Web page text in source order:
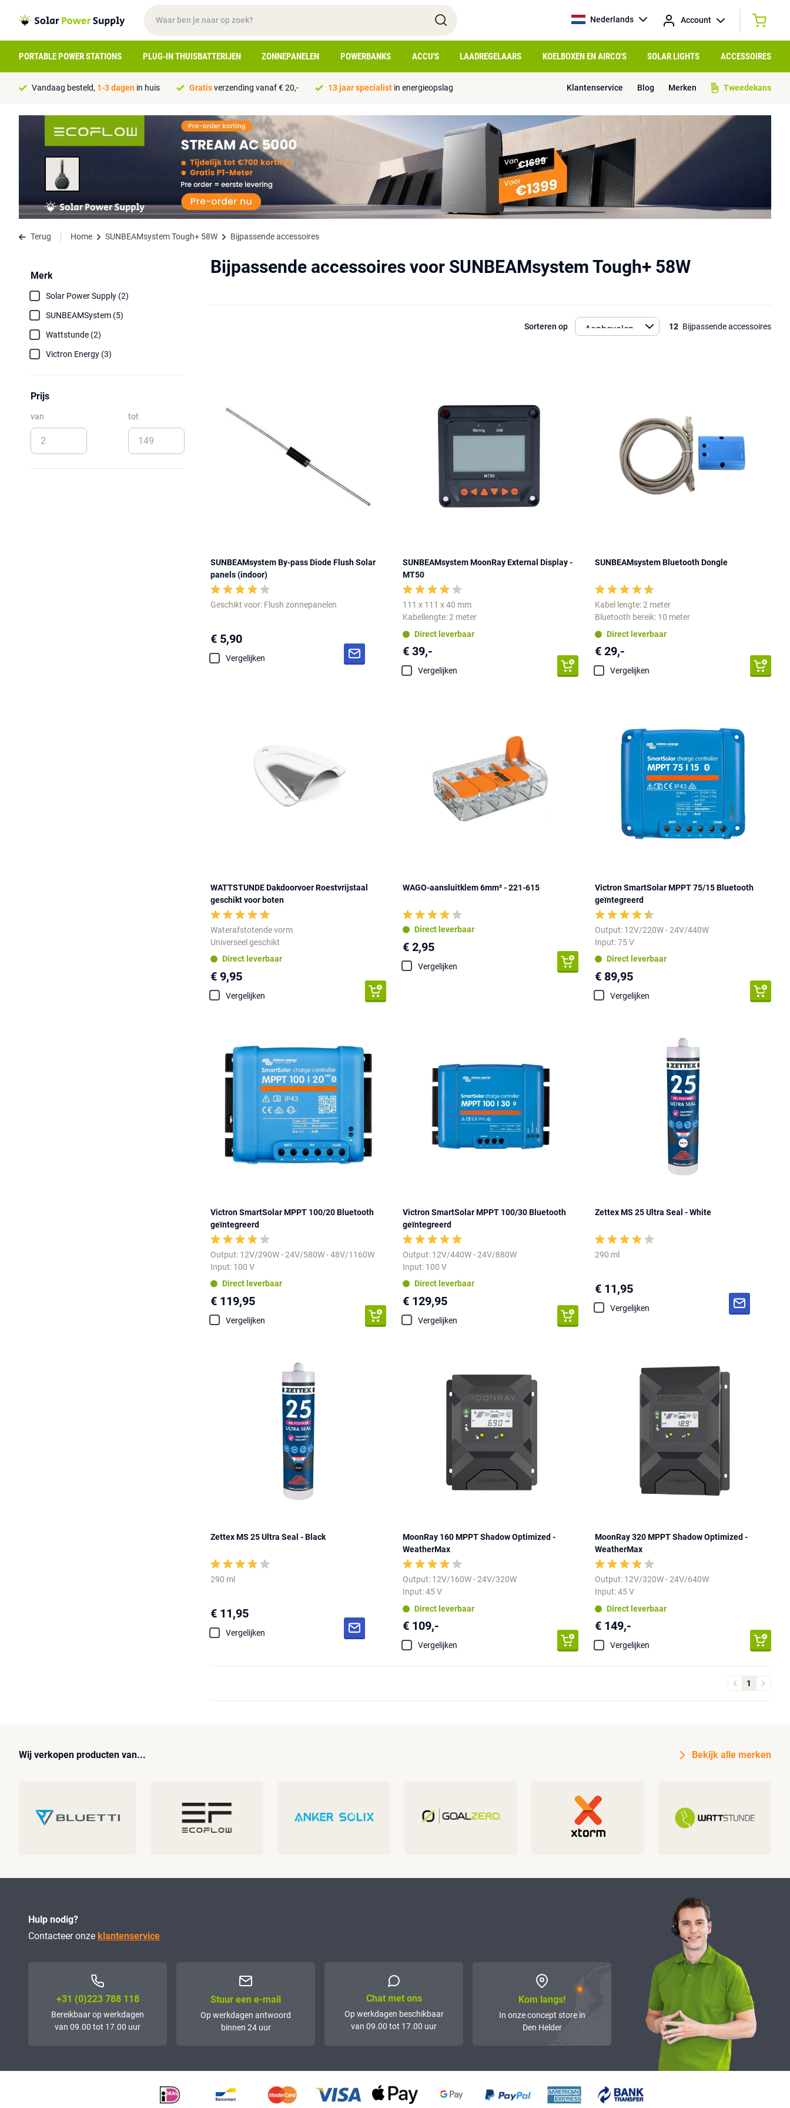
Nederlands Account
PORTABLE POWER STATIONS PLUG-IN THUISBATTERIJEN ZONNEPANELEN POWERBANKS ACCU'S LAADREGELAARS KOELBOXEN EN AIRCO'S SOLAR LIGHTS ACCESSOIRES
Vandaag besteld, 1-3 dagen in huis Gratisverzending vanaf € 20,- 13 jaar specialist in energieopslag Klantenservice Blog Merken Tweedekans
Terug Home SUNBEAMsystem Tough+ 58W Bijpassende accessoires
Merk
Solar Power Supply (2)
SUNBEAMSystem (5)
Wattstunde (2)
Victron Energy (3)
Prijs
van tot
Bijpassende accessoires voor SUNBEAMsystem Tough+ 58W
Sorteren op 12 Bijpassende accessoires
SUNBEAMsystem By-pass Diode Flush Solar
panels (indoor)
Geschikt voor: Flush zonnepanelen
€ 5,90
Vergelijken
SUNBEAMsystem MoonRay External Display -
MT50
111 x 111 x 40 mm
Kabellengte: 2 meter
Direct leverbaar
€ 39,-
Vergelijken
SUNBEAMsystem Bluetooth Dongle
Kabel lengte: 2 meter
Bluetooth bereik: 10 meter
Direct leverbaar
€ 29,-
Vergelijken
WATTSTUNDE Dakdoorvoer Roestvrijstaal
geschikt voor boten
Waterafstotende vorm
Universeel geschikt
Direct leverbaar
€ 9,95
Vergelijken
WAGO-aansluitklem 6mm² - 221-615
Direct leverbaar
€ 2,95
Vergelijken
Victron SmartSolar MPPT 75/15 Bluetooth
geïntegreerd
Output: 12V/220W - 24V/440W
Input: 75 V
Direct leverbaar
€ 89,95
Vergelijken
Victron SmartSolar MPPT 100/20 Bluetooth
geïntegreerd
Output: 12V/290W - 24V/580W - 48V/1160W
Input: 100 V
Direct leverbaar
€ 119,95
Vergelijken
Victron SmartSolar MPPT 100/30 Bluetooth
geïntegreerd
Output: 12V/440W - 24V/880W
Input: 100 V
Direct leverbaar
€ 129,95
Vergelijken
Zettex MS 25 Ultra Seal - White
290 ml
€ 11,95
Vergelijken
Zettex MS 25 Ultra Seal - Black
290 ml
€ 11,95
Vergelijken
MoonRay 160 MPPT Shadow Optimized -
WeatherMax
Output: 12V/160W - 24V/320W
Input: 45 V
Direct leverbaar
€ 109,-
Vergelijken
MoonRay 320 MPPT Shadow Optimized -
WeatherMax
Output: 12V/320W - 24V/640W
Input: 45 V
Direct leverbaar
€ 149,-
Vergelijken
1
Wij verkopen producten van... Bekijk alle merken
Hulp nodig?
Contacteer onze klantenservice
+31 (0)223 788 118
Bereikbaar op werkdagen
van 09.00 tot 17.00 uur
Stuur een e-mail
Op werkdagen antwoord
binnen 24 uur
Chat met ons
Op werkdagen beschikbaar
van 09.00 tot 17.00 uur
Kom langs!
In onze concept store in
Den Helder